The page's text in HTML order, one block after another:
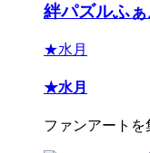
絆パズルふ
★水月
★水月
ファンアート